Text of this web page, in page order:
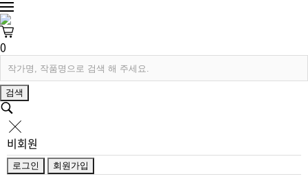
0
검색
비회원
로그인 회원가입